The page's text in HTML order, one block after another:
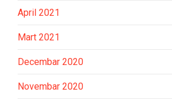
April 2021
Mart 2021
Decembar 2020
Novembar 2020